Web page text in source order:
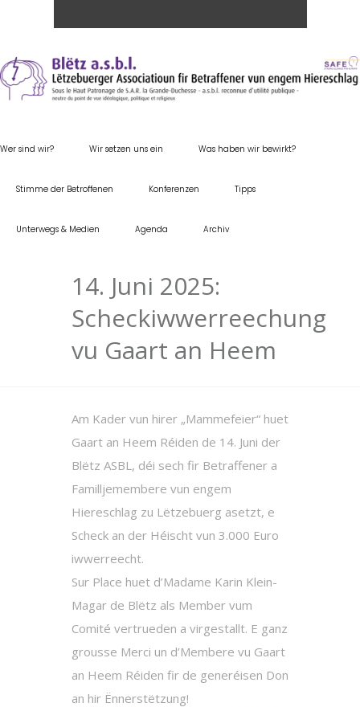
Wer sind wir? Wir setzen uns ein Was haben wir bewirkt?
Stimme der Betroffenen Konferenzen Tipps
Unterwegs & Medien Agenda Archiv
14. Juni 2025:
Scheckiwwerreechung
vu Gaart an Heem
Am Kader vun hirer „Mammefeier“ huet
Gaart an Heem Réiden de 14. Juni der
Blëtz ASBL, déi sech fir Betraffener a
Familljemembere vun engem
Hiereschlag zu Lëtzebuerg asetzt, e
Scheck an der Héischt vun 3.000 Euro
iwwerreecht.
Sur Place huet d’Madame Karin Klein-
Magar de Blëtz als Member vum
Comité vertrueden a virgestallt. E ganz
grousse Merci un d’Membere vu Gaart
an Heem Réiden fir de generéisen Don
an hir Ënnerstëtzung!